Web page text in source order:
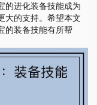
的进化装备技能成为
大的支持。希望本文
的装备技能有所帮